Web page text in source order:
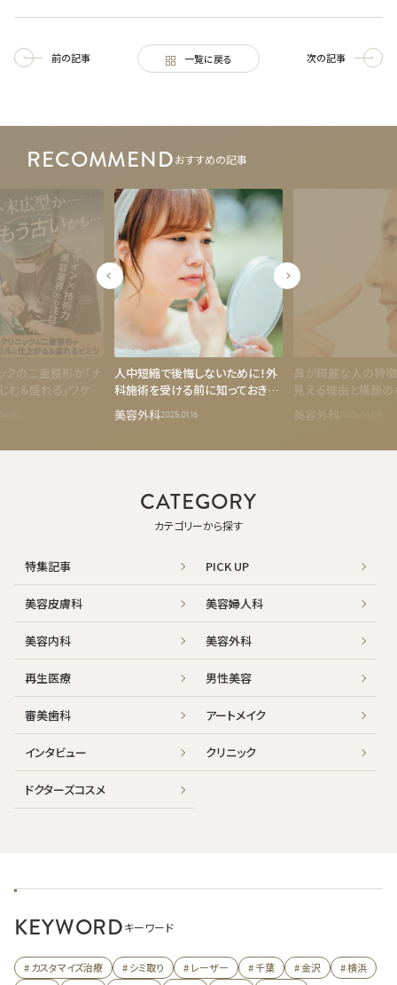
前の記事 一覧に戻る 次の記事
RECOMMENDおすすめの記事
クの二重整形が「ナ
＆盛れる」ワケっ
人中短縮で後悔しないために！外
科施術を受ける前に知っておきた
い4つのこと
美容外科2025.01.16
鼻が綺麗な人の特徴
見える理由と横顔の
容医療で整える方
美容外科
CATEGORY
カテゴリーから探す
特集記事 PICK UP
美容皮膚科 美容婦人科
美容内科 美容外科
再生医療 男性美容
審美歯科 アートメイク
インタビュー クリニック
ドクターズコスメ
KEYWORDキーワード
# カスタマイズ治療 # シミ取り # レーザー # 千葉 # 金沢
# 横浜